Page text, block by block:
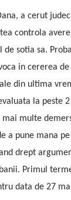
a cerut
controla
de sotia sa.
in cererea
din ultima
la peste
multe
a pune mana
drept
Primul
data de 27